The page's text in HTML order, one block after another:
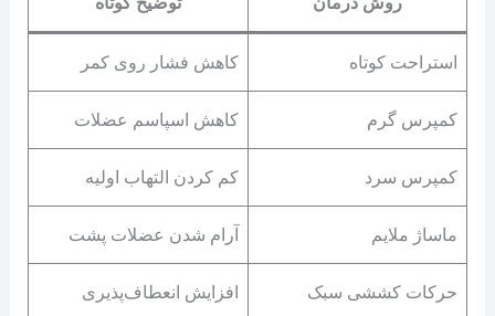
استراحت کوتاه کاهش فشار روی کمر
کمپرس گرم کاهش اسپاسم عضلات
کمپرس سرد کم کردن التهاب اولیه
ماساژ ملایم آرام شدن عضلات پشت
حرکات کششی سبک افزایش انعطاف‌پذیری